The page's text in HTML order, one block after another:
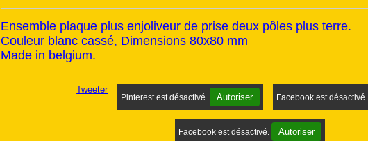
Ensemble plaque plus enjoliveur de prise deux pôles plus terre.
Couleur blanc cassé, Dimensions 80x80 mm
Made in belgium.
Tweeter
Pinterest est désactivé. Autoriser Facebook est désactivé.
Facebook est désactivé. Autoriser